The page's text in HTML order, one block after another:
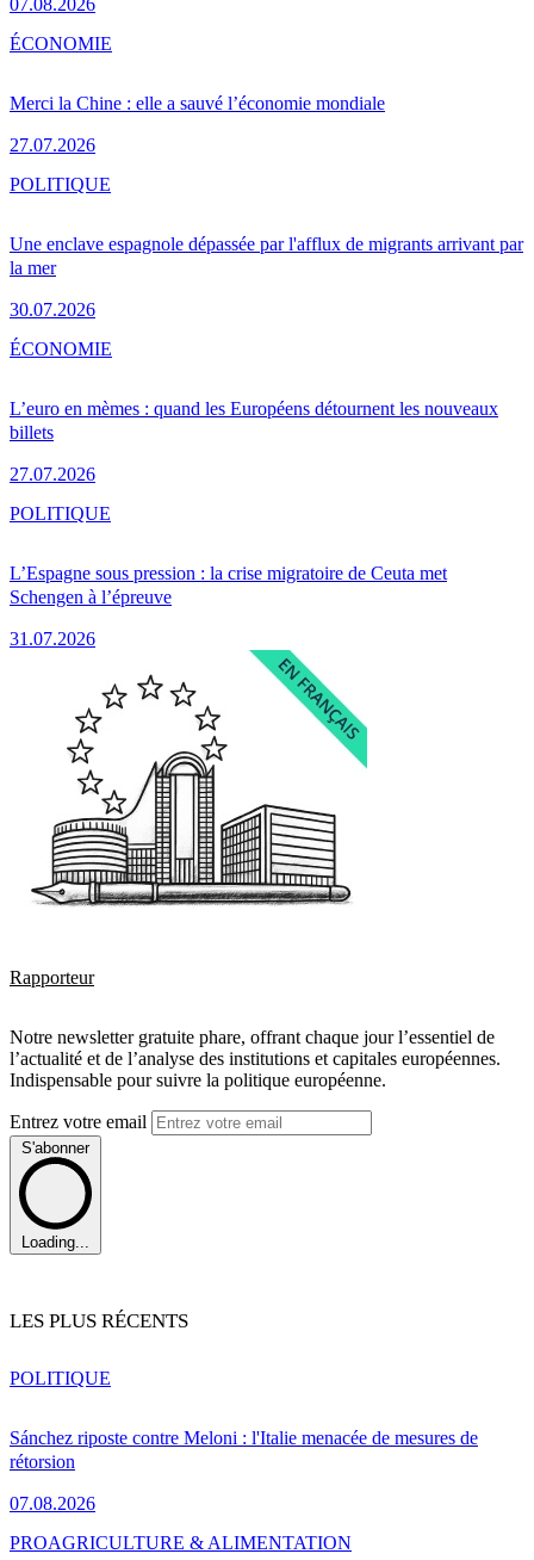
Merci la Chine : elle a sauvé l’économie mondiale
27.07.2026
ÉCONOMIE
Une enclave espagnole dépassée par l'afflux de migrants arrivant par
la mer
30.07.2026
POLITIQUE
L’euro en mèmes : quand les Européens détournent les nouveaux
billets
27.07.2026
ÉCONOMIE
L’Espagne sous pression : la crise migratoire de Ceuta met
Schengen à l’épreuve
31.07.2026
POLITIQUE
Rapporteur
Notre newsletter gratuite phare, offrant chaque jour l’essentiel de
l’actualité et de l’analyse des institutions et capitales européennes.
Indispensable pour suivre la politique européenne.
Entrez votre email
S'abonner
Loading...
LES PLUS RÉCENTS
Sánchez riposte contre Meloni : l'Italie menacée de mesures de
rétorsion
07.08.2026
POLITIQUE
PROAGRICULTURE & ALIMENTATION